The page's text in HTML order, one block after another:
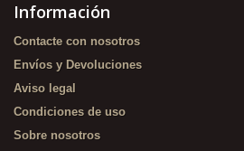
Información
Contacte con nosotros
Envíos y Devoluciones
Aviso legal
Condiciones de uso
Sobre nosotros